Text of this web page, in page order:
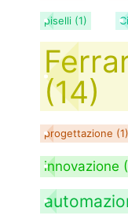
piselli (1)
(14)
progettazione (1)
innovazione